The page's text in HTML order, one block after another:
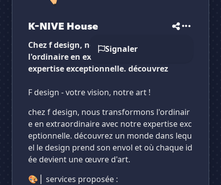
K-NIVE House
Signaler
Chez f design, nous transformons
l'ordinaire en extraordinaire avec notre
expertise exceptionnelle. découvrez
F design - votre vision, notre art !
chez f design, nous transformons l'ordinair
e en extraordinaire avec notre expertise exc
eptionnelle. découvrez un monde dans lequ
el le design prend son envol et où chaque id
ée devient une œuvre d'art.
🎨⎪ services proposée :
serveur ?
Supprimer